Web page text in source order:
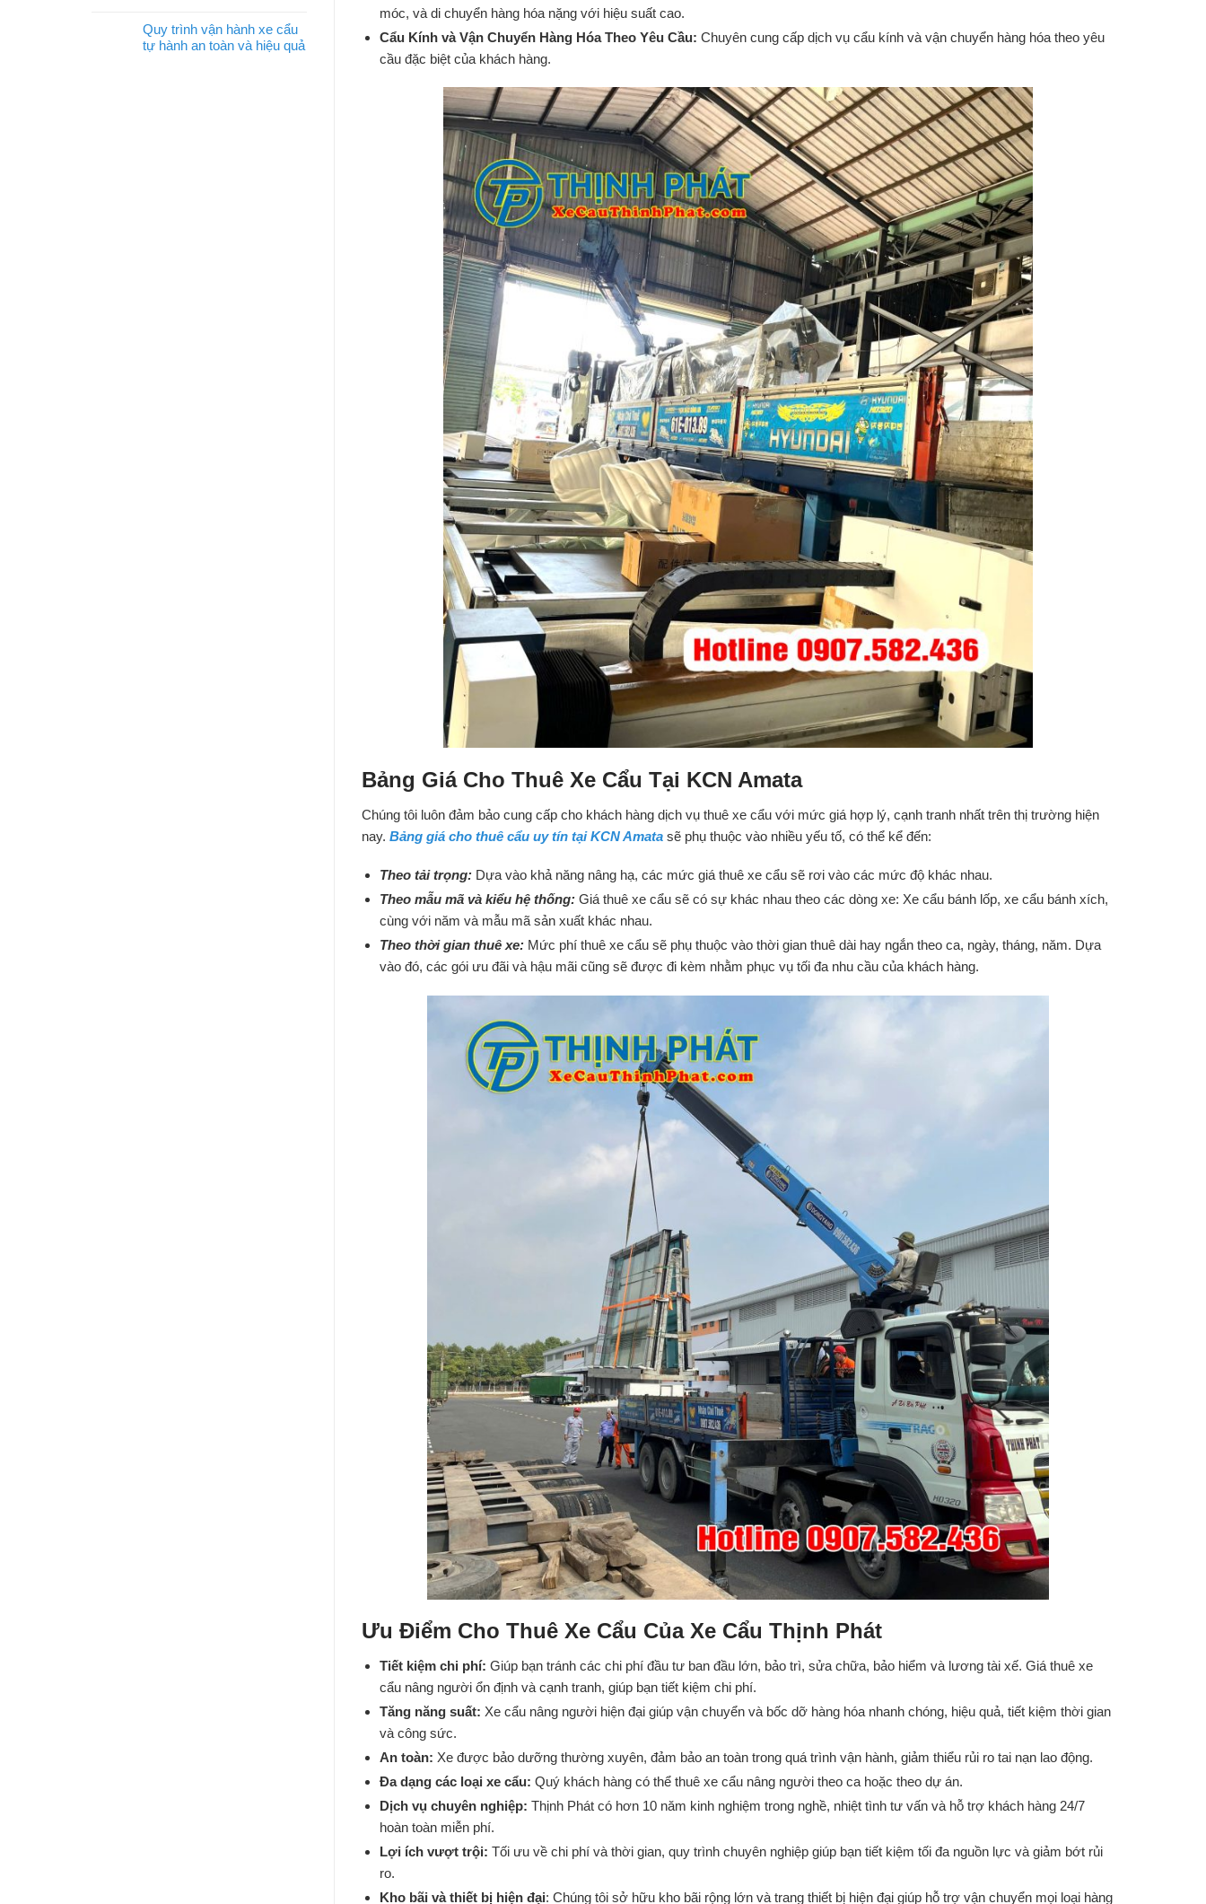
Quy trình vận hành xe cẩu
tự hành an toàn và hiệu quả
móc, và di chuyển hàng hóa nặng với hiệu suất cao.
Cẩu Kính và Vận Chuyển Hàng Hóa Theo Yêu Cầu: Chuyên cung cấp dịch vụ cẩu kính và vận chuyển hàng hóa theo yêu
cầu đặc biệt của khách hàng.
Bảng Giá Cho Thuê Xe Cẩu Tại KCN Amata
Chúng tôi luôn đảm bảo cung cấp cho khách hàng dịch vụ thuê xe cẩu với mức giá hợp lý, cạnh tranh nhất trên thị trường hiện
nay. Bảng giá cho thuê cẩu uy tín tại KCN Amata sẽ phụ thuộc vào nhiều yếu tố, có thể kể đến:
Theo tải trọng: Dựa vào khả năng nâng hạ, các mức giá thuê xe cẩu sẽ rơi vào các mức độ khác nhau.
Theo mẫu mã và kiểu hệ thống:Giá thuê xe cẩu sẽ có sự khác nhau theo các dòng xe: Xe cẩu bánh lốp, xe cẩu bánh xích,
cùng với năm và mẫu mã sản xuất khác nhau.
Theo thời gian thuê xe:Mức phí thuê xe cẩu sẽ phụ thuộc vào thời gian thuê dài hay ngắn theo ca, ngày, tháng, năm. Dựa
vào đó, các gói ưu đãi và hậu mãi cũng sẽ được đi kèm nhằm phục vụ tối đa nhu cầu của khách hàng.
Ưu Điểm Cho Thuê Xe Cẩu Của Xe Cẩu Thịnh Phát
Tiết kiệm chi phí: Giúp bạn tránh các chi phí đầu tư ban đầu lớn, bảo trì, sửa chữa, bảo hiểm và lương tài xế. Giá thuê xe
cẩu nâng người ổn định và cạnh tranh, giúp bạn tiết kiệm chi phí.
Tăng năng suất: Xe cẩu nâng người hiện đại giúp vận chuyển và bốc dỡ hàng hóa nhanh chóng, hiệu quả, tiết kiệm thời gian
và công sức.
An toàn: Xe được bảo dưỡng thường xuyên, đảm bảo an toàn trong quá trình vận hành, giảm thiểu rủi ro tai nạn lao động.
Đa dạng các loại xe cẩu: Quý khách hàng có thể thuê xe cẩu nâng người theo ca hoặc theo dự án.
Dịch vụ chuyên nghiệp: Thịnh Phát có hơn 10 năm kinh nghiệm trong nghề, nhiệt tình tư vấn và hỗ trợ khách hàng 24/7
hoàn toàn miễn phí.
Lợi ích vượt trội: Tối ưu về chi phí và thời gian, quy trình chuyên nghiệp giúp bạn tiết kiệm tối đa nguồn lực và giảm bớt rủi
ro.
Kho bãi và thiết bị hiện đại: Chúng tôi sở hữu kho bãi rộng lớn và trang thiết bị hiện đại giúp hỗ trợ vận chuyển mọi loại hàng